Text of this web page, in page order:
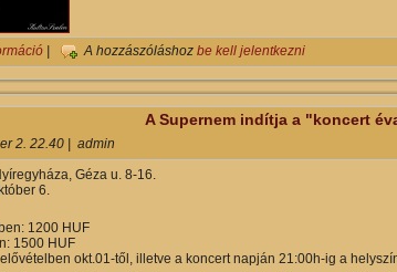
A nyári szünet után az Y2K-ban a Supernemmel indult az
| A hozzászóláshoz be kell jelentkezni
A Supernem indítja a "koncert
2. 22.40
admin
Géza u. 8-16.
6.
1200 HUF
HUF
okt.01-től, illetve a koncert napján 21:00h-ig a